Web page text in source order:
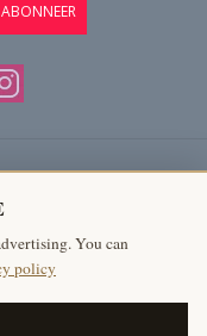
ABONNEER
You can
policy